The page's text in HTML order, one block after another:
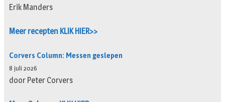
Erik Manders
Meer recepten KLIK HIER>>
Corvers Column: Messen geslepen
8 juli 2026
door Peter Corvers